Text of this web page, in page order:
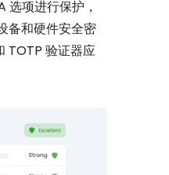
选项进行保护，
备和硬件安全密
TOTP 验证器应